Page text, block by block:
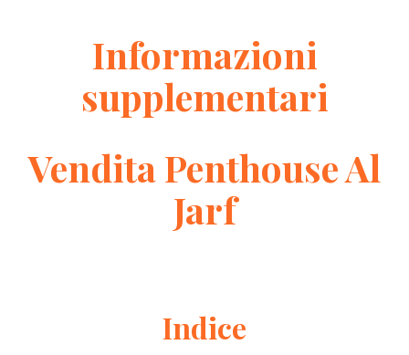
Informazioni
supplementari
Vendita Penthouse Al
Jarf
Indice